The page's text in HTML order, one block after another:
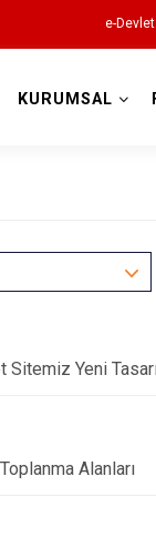
e-Devlet
KURUMSAL
Sitemiz Yeni
Alanları